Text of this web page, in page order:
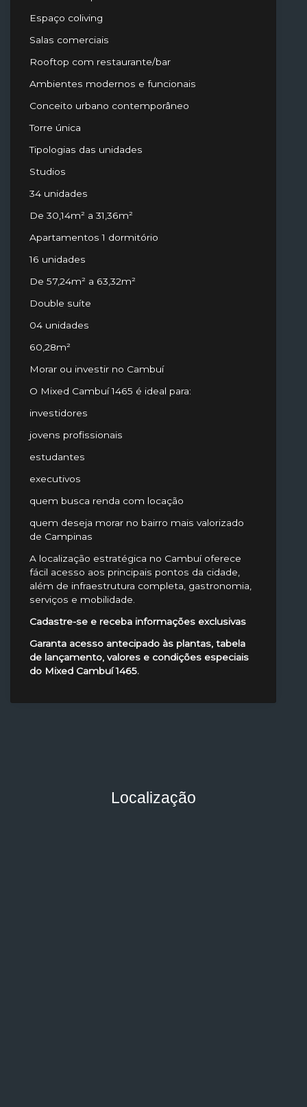
Espaço coliving
Salas comerciais
Rooftop com restaurante/bar
Ambientes modernos e funcionais
Conceito urbano contemporâneo
Torre única
Tipologias das unidades
Studios
34 unidades
De 30,14m² a 31,36m²
Apartamentos 1 dormitório
16 unidades
De 57,24m² a 63,32m²
Double suíte
04 unidades
60,28m²
Morar ou investir no Cambuí
O Mixed Cambuí 1465 é ideal para:
investidores
jovens profissionais
estudantes
executivos
quem busca renda com locação
quem deseja morar no bairro mais valorizado
de Campinas
A localização estratégica no Cambuí oferece
fácil acesso aos principais pontos da cidade,
além de infraestrutura completa, gastronomia,
serviços e mobilidade.
Cadastre-se e receba informações exclusivas
Garanta acesso antecipado às plantas, tabela
de lançamento, valores e condições especiais
do Mixed Cambuí 1465.
Localização